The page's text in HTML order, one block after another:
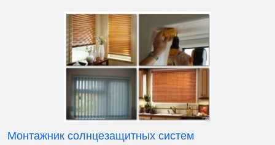
Монтажник солнцезащитных систем